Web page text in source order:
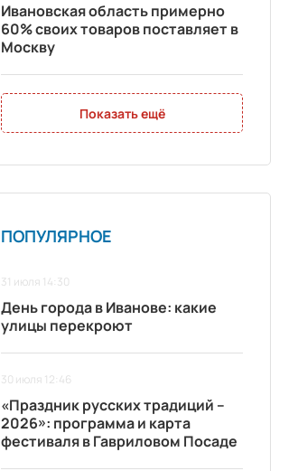
Ивановская область примерно
60% своих товаров поставляет в
Москву
Показать ещё
ПОПУЛЯРНОЕ
31 июля 14:30
День города в Иванове: какие
улицы перекроют
30 июля 12:46
«Праздник русских традиций –
2026»: программа и карта
фестиваля в Гавриловом Посаде